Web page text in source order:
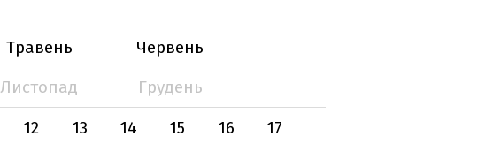
Травень
Червень
Листопад
Грудень
12 13 14 15 16
17